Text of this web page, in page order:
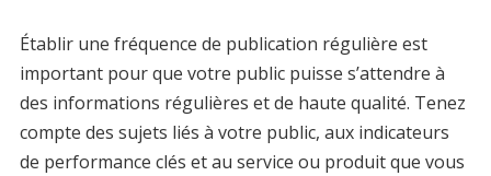
Établir une fréquence de publication régulière est
important pour que votre public puisse s’attendre à
des informations régulières et de haute qualité. Tenez
compte des sujets liés à votre public, aux indicateurs
de performance clés et au service ou produit que vous